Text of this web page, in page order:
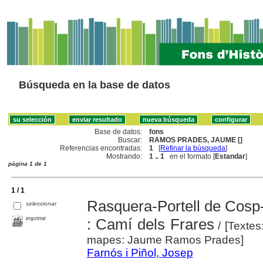
Búsqueda en la base de datos
Base de datos:
fons
Buscar:
RAMOS PRADES, JAUME []
Referencias encontradas:
1 [Refinar la búsqueda]
Mostrando:
1 .. 1 en el formato [Estandar]
página 1 de 1
1 / 1
seleccionar
imprimir
Rasquera-Portell de
: Camí dels Frares /
mapes: Jaume Ramos Prades]
Farnós i Piñol, Josep